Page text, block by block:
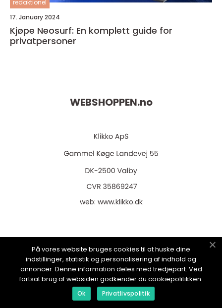
redaktionel
17. January 2024
Kjøpe Neosurf: En komplett guide for
privatpersoner
WEBSHOPPEN.no
web: www.klikko.dk
Menu
Reklame
Om oss
På vores website bruges cookies til at huske dine
indstillinger, statistik og personalisering af indhold og
annoncer. Denne information deles med tredjepart. Ved
fortsat brug af websiden godkender du cookiepolitikken.
Ok Privatlivspolitik